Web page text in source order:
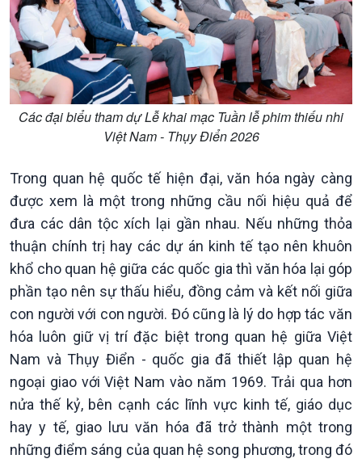
Chính trị
Tin Chính trị
Chính phủ với người dân
Quốc hội với cử tri
Xây dựng đảng
Đảng trong cuộc sống
Nhận diện sự thật
Pháp luật và đời sống
Thế giới
Tin thế giới
Vấn đề quốc tế
Hồ sơ sự kiện quốc tế
Thế giới & Việt Nam
Biên cương - Một dải vững
bền
Các đại biểu tham dự Lễ khai mạc Tuần lễ phim thiếu nhi
Việt Nam - Thụy Điển 2026
Trong quan hệ quốc tế hiện đại, văn hóa ngày càng
được xem là một trong những cầu nối hiệu quả để
đưa các dân tộc xích lại gần nhau. Nếu những thỏa
thuận chính trị hay các dự án kinh tế tạo nên khuôn
khổ cho quan hệ giữa các quốc gia thì văn hóa lại góp
phần tạo nên sự thấu hiểu, đồng cảm và kết nối giữa
con người với con người. Đó cũng là lý do hợp tác văn
hóa luôn giữ vị trí đặc biệt trong quan hệ giữa Việt
Nam và Thụy Điển - quốc gia đã thiết lập quan hệ
ngoại giao với Việt Nam vào năm 1969. Trải qua hơn
nửa thế kỷ, bên cạnh các lĩnh vực kinh tế, giáo dục
hay y tế, giao lưu văn hóa đã trở thành một trong
những điểm sáng của quan hệ song phương, trong đó